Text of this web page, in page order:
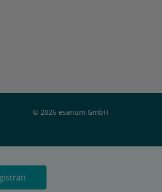
© 2026 esanum GmbH